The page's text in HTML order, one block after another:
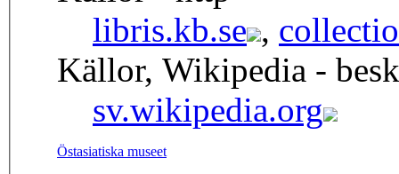
libris.kb.se ,
Källor, Wikipedia -
sv.wikipedia.org
Östasiatiska museet